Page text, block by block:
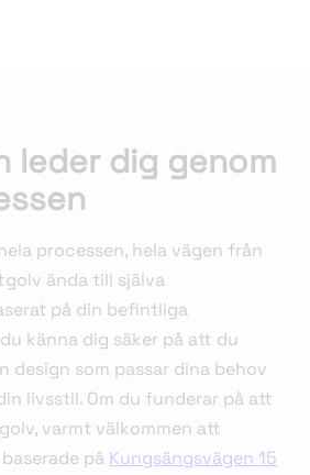
leder dig genom
processen, hela vägen från
ända till själva
på din befintliga
känna dig säker på att du
design som passar dina behov
livsstil. Om du funderar på att
varmt välkommen att
på Kungsängsvägen 15